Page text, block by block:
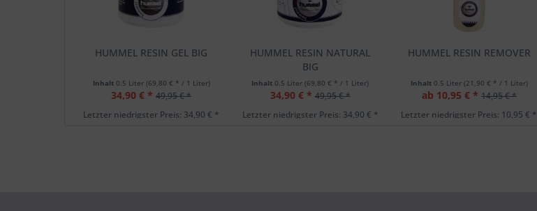
HUMMEL RESIN GEL BIG
Inhalt 0.5 Liter (69,80 € * / 1 Liter)
34,90 € * 49,95 € *
Letzter niedrigster Preis: 34,90 € *
HUMMEL RESIN NATURAL
BIG
Inhalt0.5 Liter(69,80 € * / 1 Liter)
34,90 € * 49,95 € *
Letzter niedrigster Preis: 34,90 € *
HUMMEL RESIN REMOVER
Inhalt 0.5 Liter (21,90 € * / 1 Liter)
ab 10,95 € * 14,95 € *
Letzter niedrigster Preis: 10,95 € *